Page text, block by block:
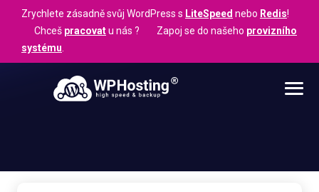
Zrychlete zásadně svůj WordPress s LiteSpeed nebo Redis!
Chceš pracovatu nás ? Zapoj se do našeho provizního
systému